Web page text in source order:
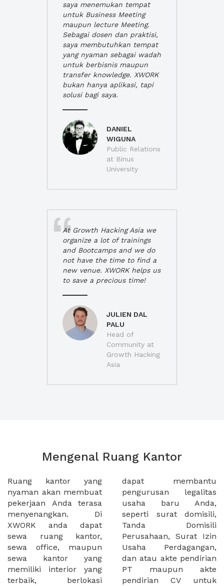
saya menemukan tempat
untuk Business Meeting
maupun lecture Meeting.
Sebagai dosen dan praktisi,
saya membutuhkan tempat
yang nyaman sebagai wadah
untuk berbisnis maupun
transfer knowledge. XWORK
bukan hanya aplikasi, tapi
solusi bagi saya.
DANIEL
WIGUNA
Public Relations
at Binus
University
At Growth Hacking Asia we
organize a lot of trainings
and Bootcamps and we do
not have the time to find a
new venue. XWORK helps us
to save a precious time!
JULIEN DAL
PALU
Head of
Community at
Growth Hacking
Asia
Mengenal Ruang Kantor
Ruang kantor yang
nyaman akan membuat
pekerjaan Anda terasa
menyenangkan. Di
XWORK anda dapat
sewa ruang kantor,
sewa office, maupun
sewa kantor yang
memiliki interior yang
terbaik, berlokasi
dapat membantu
pengurusan legalitas
usaha baru Anda,
seperti surat domisili,
Tanda Domisili
Perusahaan, Surat Izin
Usaha Perdagangan,
dan atau akte pendirian
PT maupun akte
pendirian CV untuk